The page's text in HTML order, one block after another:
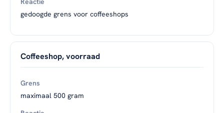
gedoogde grens voor coffeeshops
Coffeeshop, voorraad
maximaal 500 gram